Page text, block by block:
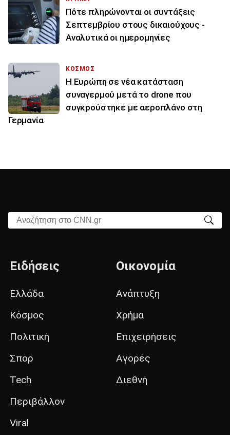
Πότε πληρώνονται οι συντάξεις
Σεπτεμβρίου στους δικαιούχους -
Αναλυτικά οι ημερομηνίες
ΚΟΣΜΟΣ
Η Ευρώπη σε νέα κατάσταση
συναγερμού μετά το drone που
συγκρούστηκε με αεροπλάνο στη
Γερμανία
Αναζήτηση στο CNN.gr
Ειδήσεις
Ελλάδα
Κόσμος
Πολιτική
Σπορ
Tech
Περιβάλλον
Viral
Οικονομία
Ανάπτυξη
Χρήμα
Επιχειρήσεις
Αγορές
Διεθνή